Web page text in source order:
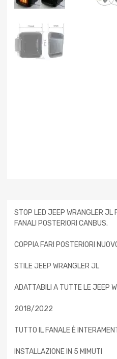
STOP LED JEEP WRANGLER JL
FANALI POSTERIORI CANBUS.
COPPIA FARI POSTERIORI
STILE JEEP WRANGLER JL
ADATTABILI A TUTTE LE JEEP
2018/2022
TUTTO IL FANALE È
INSTALLAZIONE IN 5 MIMUTI